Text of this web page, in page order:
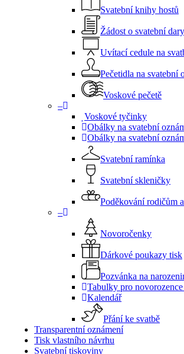
Svatební knihy hostů
Žádost o svatební dary
Uvítací cedule na
Pečetidla na svatební
Voskové pečetě
–
Voskové tyčinky
Obálky na svatební
Obálky na svatební
Svatební ramínka
Svatební skleničky
Poděkování rodičům
–
Novoročenky
Dárkové poukazy tisk
Pozvánka na
Tabulky pro
Kalendář
Přání ke svatbě
Transparentní oznámení
Tisk vlastního návrhu
Svatební tiskoviny